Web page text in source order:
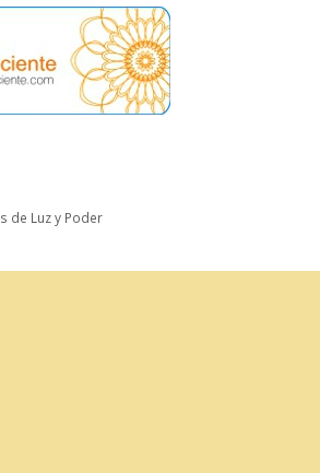
de Luz y Poder